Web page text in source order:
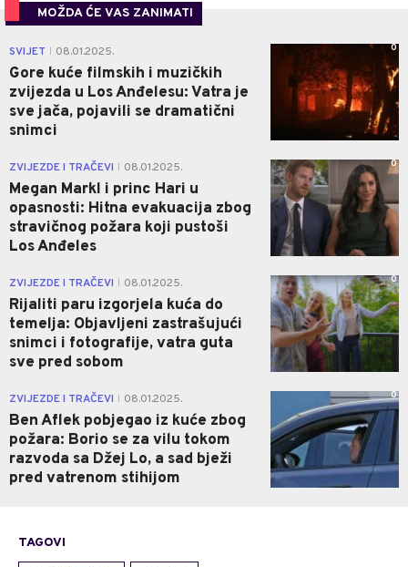
MOŽDA ĆE VAS ZANIMATI
SVIJET 08.01.2025.
Gore kuće filmskih i muzičkih
zvijezda u Los Anđelesu: Vatra je
sve jača, pojavili se dramatični
snimci
0
ZVIJEZDE I TRAČEVI 08.01.2025.
Megan Markl i princ Hari u
opasnosti: Hitna evakuacija zbog
stravičnog požara koji pustoši
Los Anđeles
0
ZVIJEZDE I TRAČEVI 08.01.2025.
Rijaliti paru izgorjela kuća do
temelja: Objavljeni zastrašujući
snimci i fotografije, vatra guta
sve pred sobom
0
ZVIJEZDE I TRAČEVI 08.01.2025.
Ben Aflek pobjegao iz kuće zbog
požara: Borio se za vilu tokom
razvoda sa Džej Lo, a sad bježi
pred vatrenom stihijom
0
TAGOVI